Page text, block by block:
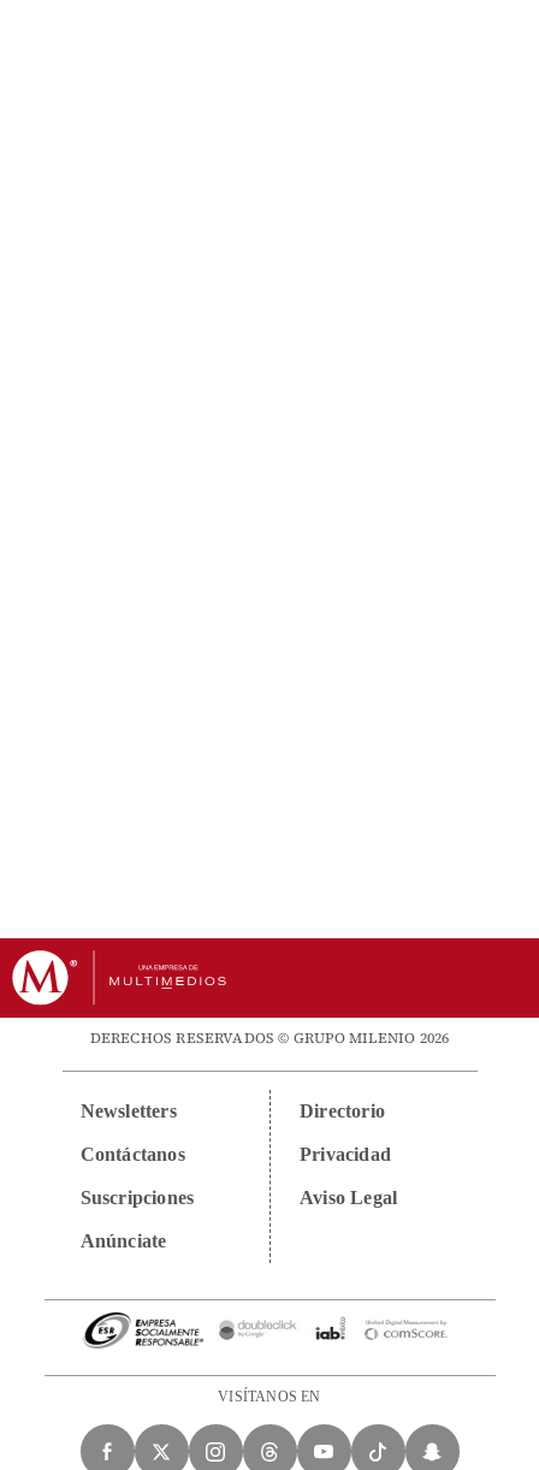
DERECHOS RESERVADOS © GRUPO MILENIO 2026
Newsletters
Contáctanos
Suscripciones
Anúnciate
Directorio
Privacidad
Aviso Legal
VISÍTANOS EN